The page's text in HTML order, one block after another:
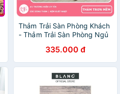
Thảm Trải Sàn Phòng Khách
- Thảm Trải Sàn Phòng Ngủ
mẫu Đá Màu335.000 đ